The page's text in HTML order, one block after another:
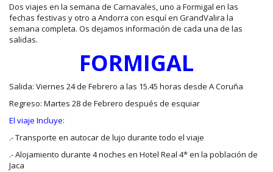
Dos viajes en la semana de Carnavales, uno a Formigal en las
fechas festivas y otro a Andorra con esquí en GrandValira la
semana completa. Os dejamos información de cada una de las
salidas.
FORMIGAL
Salida: Viernes 24 de Febrero a las 15.45 horas desde A Coruña
Regreso: Martes 28 de Febrero después de esquiar
El viaje Incluye:
.- Transporte en autocar de lujo durante todo el viaje
.- Alojamiento durante 4 noches en Hotel Real 4* en la población de
Jaca